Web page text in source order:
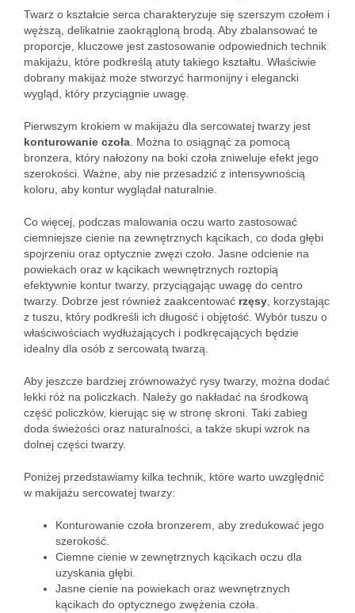
Twarz o kształcie serca charakteryzuje się szerszym czołem i
węższą, delikatnie zaokrągloną brodą. Aby zbalansować te
proporcje, kluczowe jest zastosowanie odpowiednich technik
makijażu, które podkreślą atuty takiego kształtu. Właściwie
dobrany makijaż może stworzyć harmonijny i elegancki
wygląd, który przyciągnie uwagę.
Pierwszym krokiem w makijażu dla sercowatej twarzy jest
konturowanie czoła . Można to osiągnąć za pomocą
bronzera, który nałożony na boki czoła zniweluje efekt jego
szerokości. Ważne, aby nie przesadzić z intensywnością
koloru, aby kontur wyglądał naturalnie.
Co więcej, podczas malowania oczu warto zastosować
ciemniejsze cienie na zewnętrznych kącikach, co doda głębi
spojrzeniu oraz optycznie zwęzi czoło. Jasne odcienie na
powiekach oraz w kącikach wewnętrznych roztopią
efektywnie kontur twarzy, przyciągając uwagę do centro
twarzy. Dobrze jest również zaakcentować rzęsy , korzystając
z tuszu, który podkreśli ich długość i objętość. Wybór tuszu o
właściwościach wydłużających i podkręcających będzie
idealny dla osób z sercowatą twarzą.
Aby jeszcze bardziej zrównoważyć rysy twarzy, można dodać
lekki róż na policzkach. Należy go nakładać na środkową
część policzków, kierując się w stronę skroni. Taki zabieg
doda świeżości oraz naturalności, a także skupi wzrok na
dolnej części twarzy.
Poniżej przedstawiamy kilka technik, które warto uwzględnić
w makijażu sercowatej twarzy:
Konturowanie czoła bronzerem, aby zredukować jego
szerokość.
Ciemne cienie w zewnętrznych kącikach oczu dla
uzyskania głębi.
Jasne cienie na powiekach oraz wewnętrznych
kącikach do optycznego zwężenia czoła.